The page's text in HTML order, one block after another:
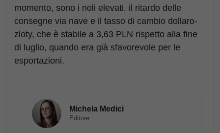
momento, sono i noli elevati, il ritardo delle
consegne via nave e il tasso di cambio dollaro-
zloty, che è stabile a 3,63 PLN rispetto alla fine
di luglio, quando era già sfavorevole per le
esportazioni.
Michela Medici
Editore